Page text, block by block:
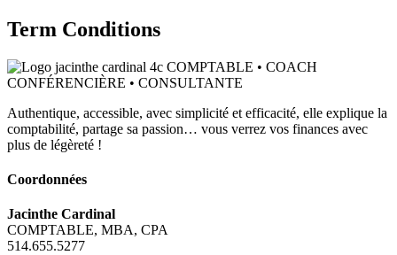
Term Conditions
Authentique, accessible, avec simplicité et efficacité, elle explique la
comptabilité, partage sa passion… vous verrez vos finances avec
plus de légèreté !
Coordonnées
Jacinthe Cardinal
COMPTABLE, MBA, CPA
514.655.5277